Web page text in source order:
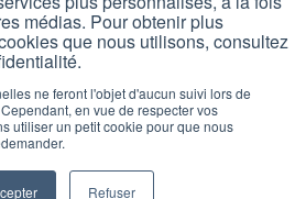
médias. Pour obtenir plus
que nous utilisons, consultez
ne feront l'objet d'aucun suivi lors de
en vue de respecter vos
utiliser un petit cookie pour que nous
Refuser